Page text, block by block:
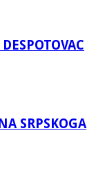
SRPSKOGA